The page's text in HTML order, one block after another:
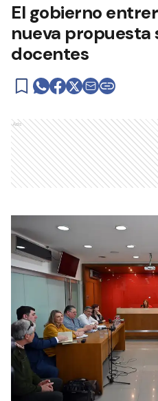
El gobierno
nueva propuesta
docentes
Ads